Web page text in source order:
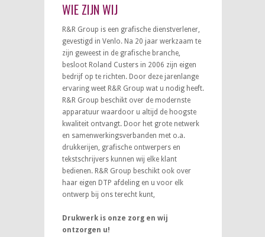
WIE ZIJN WIJ
R&R Group is een grafische dienstverlener,
gevestigd in Venlo. Na 20 jaar werkzaam te
zijn geweest in de grafische branche,
besloot Roland Custers in 2006 zijn eigen
bedrijf op te richten. Door deze jarenlange
ervaring weet R&R Group wat u nodig heeft.
R&R Group beschikt over de modernste
apparatuur waardoor u altijd de hoogste
kwaliteit ontvangt. Door het grote netwerk
en samenwerkingsverbanden met o.a.
drukkerijen, grafische ontwerpers en
tekstschrijvers kunnen wij elke klant
bedienen. R&R Group beschikt ook over
haar eigen DTP afdeling en u voor elk
ontwerp bij ons terecht kunt,
Drukwerk is onze zorg en wij
ontzorgen u!